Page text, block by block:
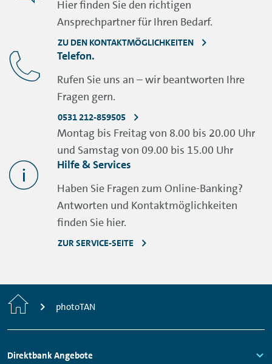
Hier finden Sie den richtigen
Ansprechpartner für Ihren Bedarf.
ZU DEN KONTAKTMÖGLICHKEITEN
Telefon.
Rufen Sie uns an – wir beantworten Ihre
Fragen gern.
0531 212-859505
Montag bis Freitag von 8.00 bis 20.00 Uhr
und Samstag von 09.00 bis 15.00 Uhr
Hilfe & Services
Haben Sie Fragen zum Online-Banking?
Antworten und Kontaktmöglichkeiten
finden Sie hier.
ZUR SERVICE-SEITE
Home photoTAN
Footer
Direktbank Angebote